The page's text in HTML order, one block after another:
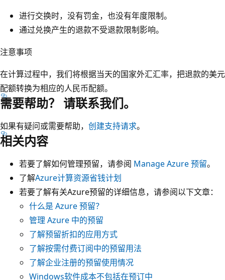
进行交换时，没有罚金，也没有年度限制。
通过兑换产生的退款不受退款限制影响。
注意事项
在计算过程中，我们将根据当天的国家外汇汇率，把退款的美元
配额转换为相应的人民币配额。
需要帮助？ 请联系我们。
如果有疑问或需要帮助， 创建支持请求。
相关内容
若要了解如何管理预留，请参阅 Manage Azure 预留。
了解Azure计算资源省钱计划
若要了解有关Azure预留的详细信息，请参阅以下文章：
什么是 Azure 预留？
管理 Azure 中的预留
了解预留折扣的应用方式
了解按需付费订阅中的预留用法
了解企业注册的预留使用情况
Windows软件成本不包括在预订中